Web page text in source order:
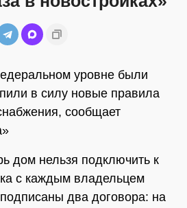
уровне были
в силу новые правила
сообщает
дом нельзя подключить к
с каждым владельцем
два договора: на